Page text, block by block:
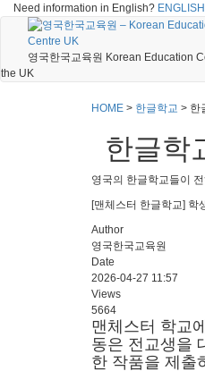
Need information in English?
영국한국교육원 Korean Education
the UK
HOME > 한글학교 > 한
한글학
영국의 한글학교들이
[맨체스터 한글학교] 학
Author
영국한국교육원
Date
2026-04-27 11:57
Views
5664
맨체스터 학교
동은 전교생을
한 작품을 제출